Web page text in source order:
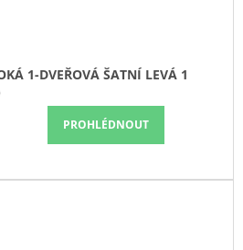
1-DVEŘOVÁ ŠATNÍ LEVÁ 1
PROHLÉDNOUT